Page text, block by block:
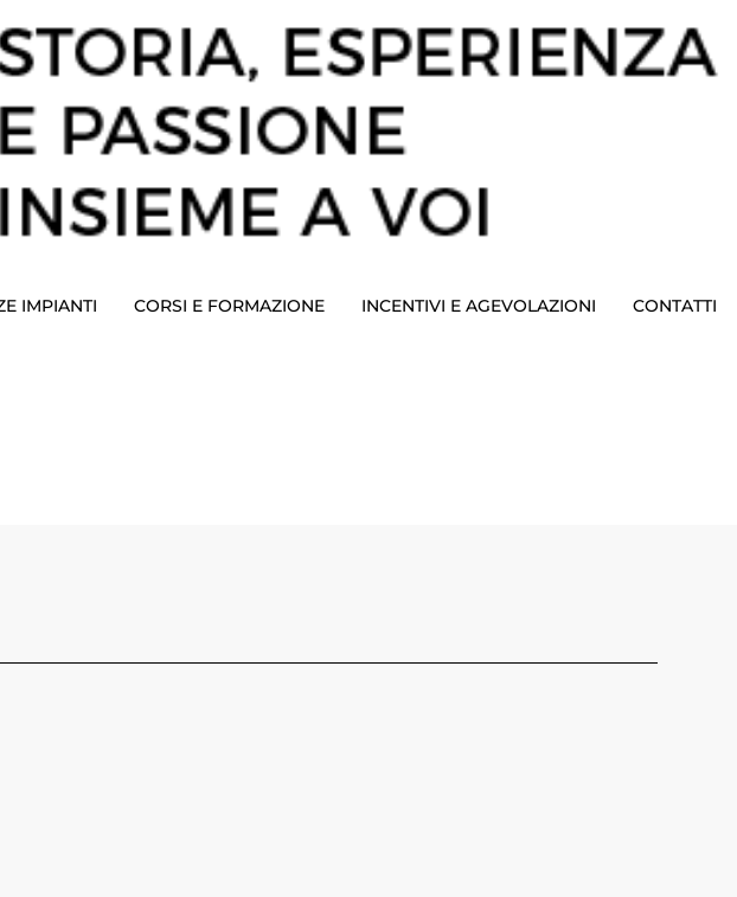
IMPIANTI CORSI E FORMAZIONE INCENTIVI E AGEVOLAZIONI CONTATTI